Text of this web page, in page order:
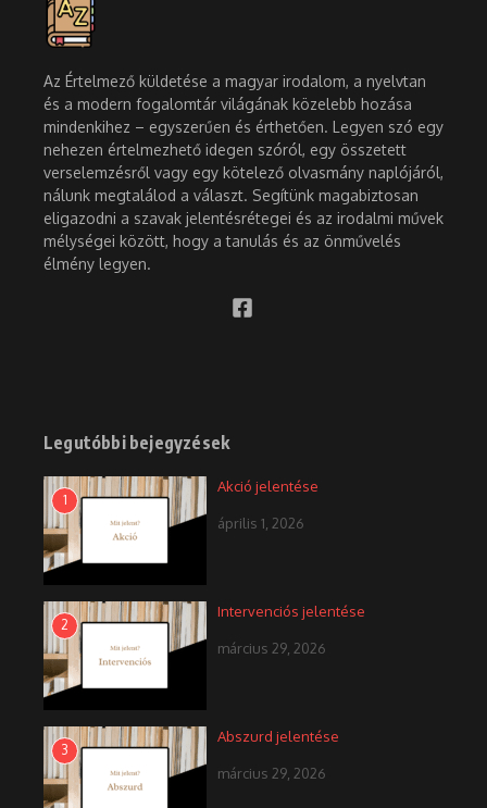
Az Értelmező küldetése a magyar irodalom, a nyelvtan
és a modern fogalomtár világának közelebb hozása
mindenkihez – egyszerűen és érthetően. Legyen szó egy
nehezen értelmezhető idegen szóról, egy összetett
verselemzésről vagy egy kötelező olvasmány naplójáról,
nálunk megtalálod a választ. Segítünk magabiztosan
eligazodni a szavak jelentésrétegei és az irodalmi művek
mélységei között, hogy a tanulás és az önművelés
élmény legyen.
Legutóbbi bejegyzések
1
Akció jelentése
április 1, 2026
2
Intervenciós jelentése
március 29, 2026
3
Abszurd jelentése
március 29, 2026